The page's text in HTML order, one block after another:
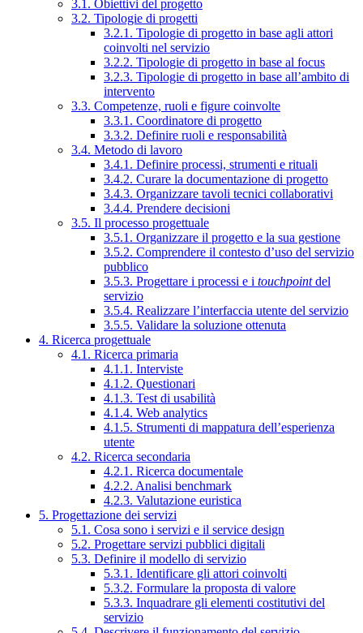
3.1. Obiettivi del progetto
3.2. Tipologie di progetti
3.2.1. Tipologie di progetto in base agli attori
coinvolti nel servizio
3.2.2. Tipologie di progetto in base al focus
3.2.3. Tipologie di progetto in base all’ambito di
intervento
3.3. Competenze, ruoli e figure coinvolte
3.3.1. Coordinatore di progetto
3.3.2. Definire ruoli e responsabilità
3.4. Metodo di lavoro
3.4.1. Definire processi, strumenti e rituali
3.4.2. Curare la documentazione di progetto
3.4.3. Organizzare tavoli tecnici collaborativi
3.4.4. Prendere decisioni
3.5. Il processo progettuale
3.5.1. Organizzare il progetto e la sua gestione
3.5.2. Comprendere il contesto d’uso del servizio
pubblico
3.5.3. Progettare i processi e i touchpointdel
servizio
3.5.4. Realizzare l’interfaccia utente del servizio
3.5.5. Validare la soluzione ottenuta
4. Ricerca progettuale
4.1. Ricerca primaria
4.1.1. Interviste
4.1.2. Questionari
4.1.3. Test di usabilità
4.1.4. Web analytics
4.1.5. Strumenti di mappatura dell’esperienza
utente
4.2. Ricerca secondaria
4.2.1. Ricerca documentale
4.2.2. Analisi benchmark
4.2.3. Valutazione euristica
5. Progettazione dei servizi
5.1. Cosa sono i servizi e il service design
5.2. Progettare servizi pubblici digitali
5.3. Definire il modello di servizio
5.3.1. Identificare gli attori coinvolti
5.3.2. Formulare la proposta di valore
5.3.3. Inquadrare gli elementi costitutivi del
servizio